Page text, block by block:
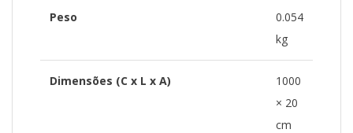
Peso
0.054
kg
Dimensões (C x L x A)
1000
× 20
cm